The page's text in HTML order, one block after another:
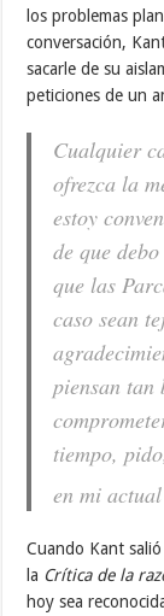
los problemas
conversación,
sacarle de su
peticiones de un
Cualquier
ofrezca la
estoy
de que
que las
caso sean
piensan tan
tiempo,
en mi
Cuando Kant
la Crítica de la
hoy sea